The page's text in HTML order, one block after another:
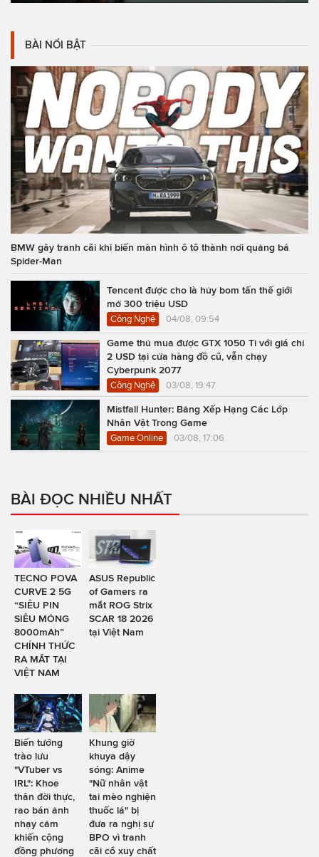
BÀI NỔI BẬT
BMW gây tranh cãi khi biến màn hình ô tô thành nơi quảng bá
Spider-Man
Tencent được cho là hủy bom tấn thế giới
mở 300 triệu USD
Công Nghệ 04/08, 09:54
Game thủ mua được GTX 1050 Ti với giá chỉ
2 USD tại cửa hàng đồ cũ, vẫn chạy
Cyberpunk 2077
Công Nghệ 03/08, 19:47
Mistfall Hunter: Bảng Xếp Hạng Các Lớp
Nhân Vật Trong Game
Game Online 03/08, 17:06
BÀI ĐỌC NHIỀU NHẤT
TECNO POVA
CURVE 2 5G
“SIÊU PIN
SIÊU MỎNG
8000mAh”
CHÍNH THỨC
RA MẮT TẠI
VIỆT NAM
ASUS Republic
of Gamers ra
mắt ROG Strix
SCAR 18 2026
tại Việt Nam
Biến tướng
trào lưu
"VTuber vs
IRL": Khoe
thân đời thực,
rao bán ảnh
nhạy cảm
khiến cộng
đồng phương
Khung giờ
khuya dậy
sóng: Anime
"Nữ nhân vật
tai mèo nghiện
thuốc lá" bị
đưa ra nghị sự
BPO vì tranh
cãi cổ xuy chất